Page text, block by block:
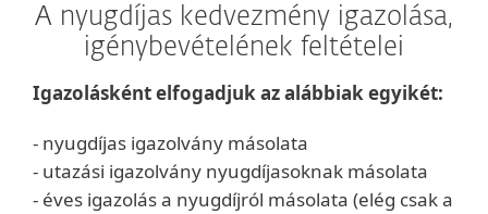
A nyugdíjas kedvezmény igazolása,
igénybevételének feltételei
Igazolásként elfogadjuk az alábbiak egyikét:
- nyugdíjas igazolvány másolata
- utazási igazolvány nyugdíjasoknak másolata
- éves igazolás a nyugdíjról másolata (elég csak a